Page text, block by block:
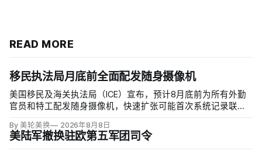
READ MORE
移民执法局月底前全面配发随身摄像机
美国移民及海关执法局（ICE）宣布，预计8月底前为所有外勤
官员和特工配发随身摄像机，快速扩张可能首次系统记录联邦
代理局长戴维·文图雷拉（David J. Venturella）称，涉及羁押中
重伤或死亡的录像若影响调查或隐私即…
By 美轮美换 2026年8月8日
美陆军撤换驻欧第五军团司令